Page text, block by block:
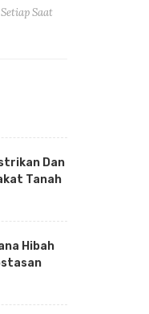
Setiap Saat
Dan
Tanah
Hibah